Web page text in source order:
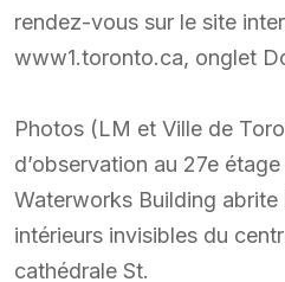
rendez-vous sur le site
www1.toronto.ca, onglet
Photos (LM et Ville de
d’observation au 27e
Waterworks Building abrite
intérieurs invisibles du
cathédrale St.